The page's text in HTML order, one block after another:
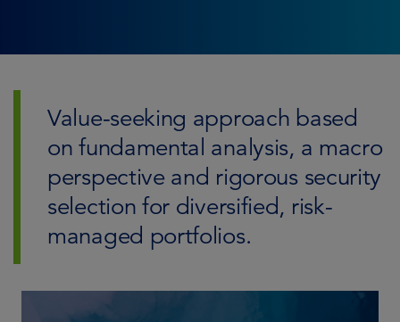
Value-seeking approach based
on fundamental analysis, a macro
perspective and rigorous security
selection for diversified, risk-
managed portfolios.